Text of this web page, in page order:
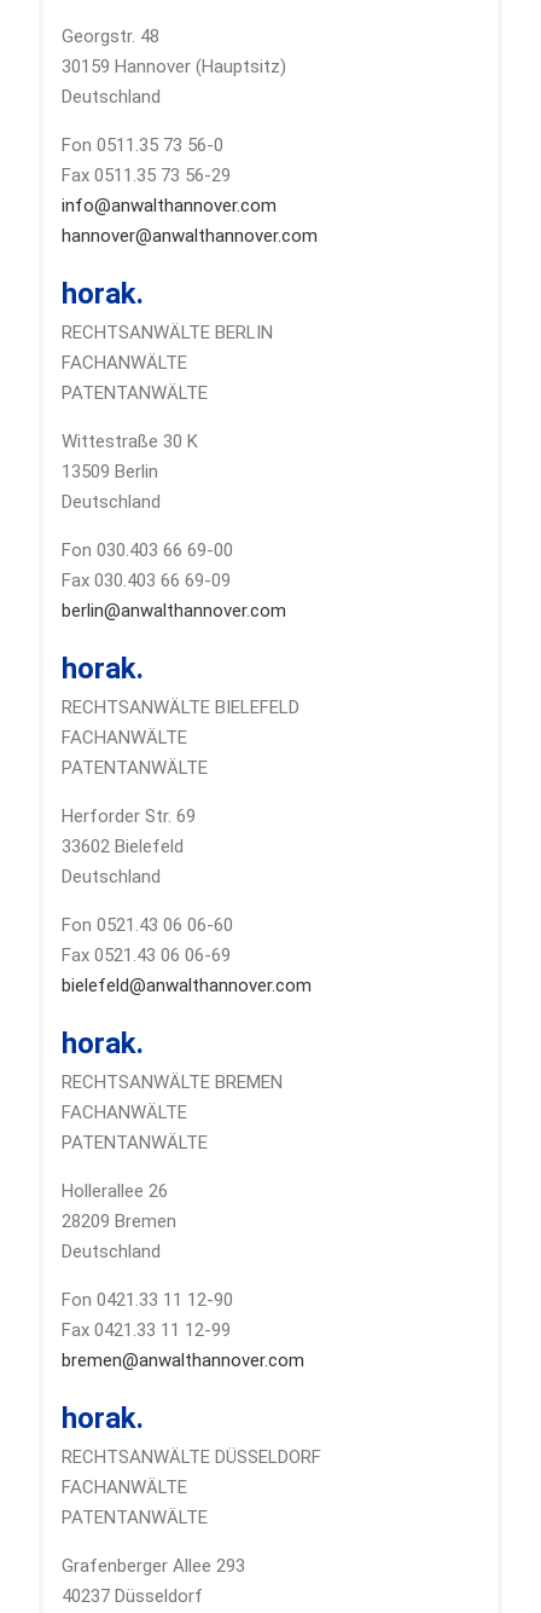
Georgstr. 48
30159 Hannover (Hauptsitz)
Deutschland
Fon 0511.35 73 56-0
Fax 0511.35 73 56-29
info@anwalthannover.com
hannover@anwalthannover.com
horak.
RECHTSANWÄLTE BERLIN
FACHANWÄLTE
PATENTANWÄLTE
Wittestraße 30 K
13509 Berlin
Deutschland
Fon 030.403 66 69-00
Fax 030.403 66 69-09
berlin@anwalthannover.com
horak.
RECHTSANWÄLTE BIELEFELD
FACHANWÄLTE
PATENTANWÄLTE
Herforder Str. 69
33602 Bielefeld
Deutschland
Fon 0521.43 06 06-60
Fax 0521.43 06 06-69
bielefeld@anwalthannover.com
horak.
RECHTSANWÄLTE BREMEN
FACHANWÄLTE
PATENTANWÄLTE
Hollerallee 26
28209 Bremen
Deutschland
Fon 0421.33 11 12-90
Fax 0421.33 11 12-99
bremen@anwalthannover.com
horak.
RECHTSANWÄLTE DÜSSELDORF
FACHANWÄLTE
PATENTANWÄLTE
Grafenberger Allee 293
40237 Düsseldorf